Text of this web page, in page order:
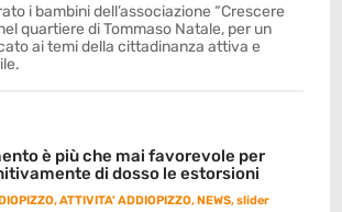
i bambini dell’associazione “Crescere
quartiere di Tommaso Natale, per un
ai temi della cittadinanza attiva e
è più che mai favorevole per
di dosso le estorsioni
,ATTIVITA' ADDIOPIZZO,NEWS,slider